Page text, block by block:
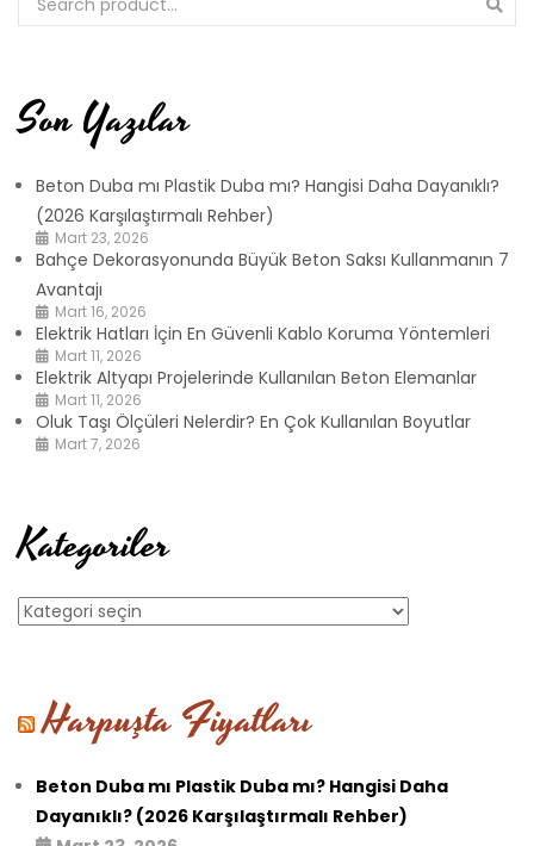
Son Yazılar
Beton Duba mı Plastik Duba mı? Hangisi Daha Dayanıklı?
(2026 Karşılaştırmalı Rehber)
Mart 23, 2026
Bahçe Dekorasyonunda Büyük Beton Saksı Kullanmanın 7
Avantajı
Mart 16, 2026
Elektrik Hatları İçin En Güvenli Kablo Koruma Yöntemleri
Mart 11, 2026
Elektrik Altyapı Projelerinde Kullanılan Beton Elemanlar
Mart 11, 2026
Oluk Taşı Ölçüleri Nelerdir? En Çok Kullanılan Boyutlar
Mart 7, 2026
Kategoriler
Kategoriler
Harpuşta Fiyatları
Beton Duba mı Plastik Duba mı? Hangisi Daha
Dayanıklı? (2026 Karşılaştırmalı Rehber)